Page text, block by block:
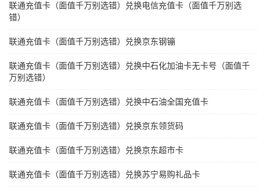
联通充值卡（面值千万别选错）兑换电信充值卡（面值千万别选
错）
联通充值卡（面值千万别选错）兑换京东钢镚
联通充值卡（面值千万别选错）兑换中石化加油卡无卡号（面值千
万别选错）
联通充值卡（面值千万别选错）兑换中石油全国充值卡
联通充值卡（面值千万别选错）兑换京东领货码
联通充值卡（面值千万别选错）兑换京东超市卡
联通充值卡（面值千万别选错）兑换苏宁易购礼品卡